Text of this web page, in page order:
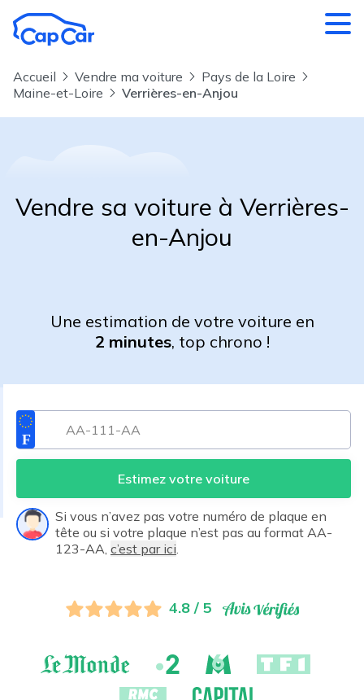
Accueil Vendre ma voiture
Pays de la Loire
Maine-et-Loire
Verrières-en-Anjou
Vendre sa voiture à Verrières-
en-Anjou
Une estimation de votre voiture en
2 minutes, top chrono !
Estimez votre voiture
Si vous n’avez pas votre numéro de plaque en
tête ou si votre plaque n’est pas au format AA-
123-AA, c’est par ici
4.8 / 5